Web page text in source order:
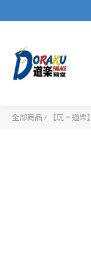
全部商品 / 【玩。道樂】